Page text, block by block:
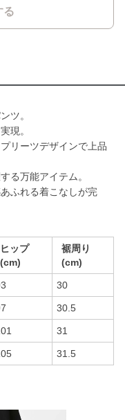
る
ツ。
現。
リーツデザインで上品
る万能アイテム。
ふれる着こなしが完
ヒップ
(cm)
裾周り
(cm)
30
30.5
31
31.5